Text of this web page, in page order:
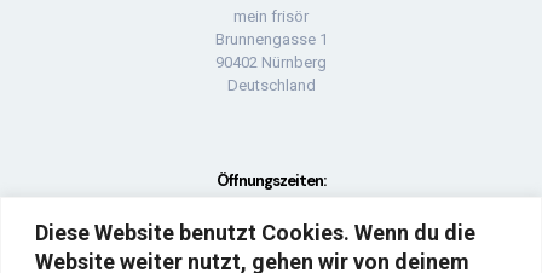
Diese Website benutzt Cookies. Wenn du die
Website weiter nutzt, gehen wir von deinem
mein frisör
Brunnengasse 1
90402 Nürnberg
Deutschland
Öffnungszeiten:
Montag: geschlossen
Di - Fr: 09:00 UHR - 18:00 UHR